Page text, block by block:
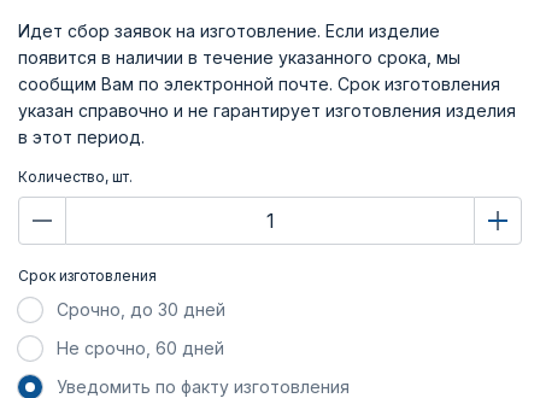
Идет сбор заявок на изготовление. Если изделие
появится в наличии в течение указанного срока, мы
сообщим Вам по электронной почте. Срок изготовления
указан справочно и не гарантирует изготовления изделия
в этот период.
Количество, шт.
Срок изготовления
Срочно, до 30 дней
Не срочно, 60 дней
Уведомить по факту изготовления